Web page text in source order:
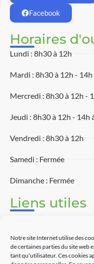
Notre site Internet utilise des
de certaines parties du site web
tant qu’utilisateur. Ces cookies
Facebook
Horaires
Lundi : 8h30 à 12h
Mardi : 8h30 à 12h -
Mercredi : 8h30 à 12h -
Jeudi : 8h30 à 12h - 14h
Vendredi : 8h30 à 12h
Samedi : Fermée
Dimanche : Fermée
Liens utiles
Découvrir Touët-sur-